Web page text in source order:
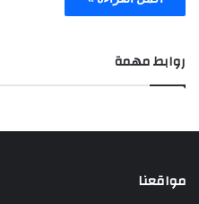
روابط مهمة
مواقعنا